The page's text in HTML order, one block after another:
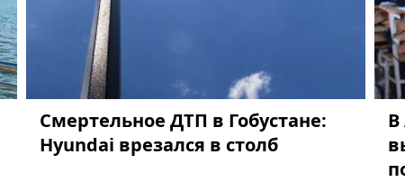
Смертельное ДТП в Гобустане:
Hyundai врезался в столб
В